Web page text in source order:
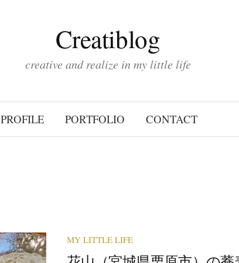
Creatiblog
creative and realize in my little life
PROFILE PORTFOLIO CONTACT
MY LITTLE LIFE